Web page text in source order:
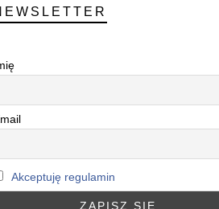
Akceptuję regulamin